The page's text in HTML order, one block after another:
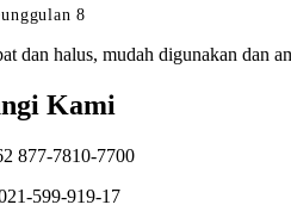
dan halus, mudah digunakan dan
Kami
877-7810-7700
599-919-17